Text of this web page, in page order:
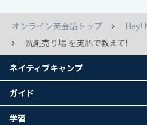
オンライン英会話トップ
Hey!
洗剤売り場 を英語で教えて!
ネイティブキャンプ
ガイド
学習